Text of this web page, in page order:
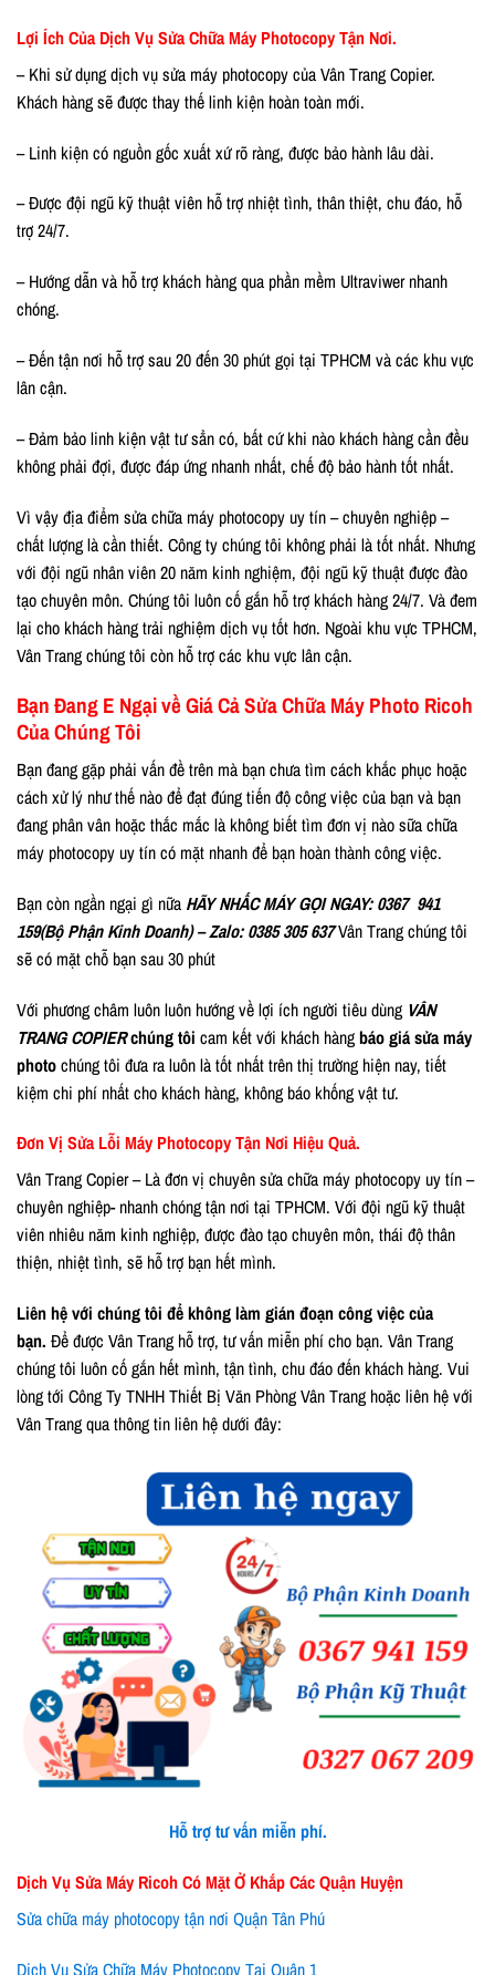
Lợi Ích Của Dịch Vụ Sửa Chữa Máy Photocopy Tận Nơi.
– Khi sử dụng dịch vụ sửa máy photocopy của Vân Trang Copier.
Khách hàng sẽ được thay thế linh kiện hoàn toàn mới.
– Linh kiện có nguồn gốc xuất xứ rõ ràng, được bảo hành lâu dài.
– Được đội ngũ kỹ thuật viên hỗ trợ nhiệt tình, thân thiệt, chu đáo, hỗ
trợ 24/7.
– Hướng dẫn và hỗ trợ khách hàng qua phần mềm Ultraviwer nhanh
chóng.
– Đến tận nơi hỗ trợ sau 20 đến 30 phút gọi tại TPHCM và các khu vực
lân cận.
– Đảm bảo linh kiện vật tư sẳn có, bất cứ khi nào khách hàng cần đều
không phải đợi, được đáp ứng nhanh nhất, chế độ bảo hành tốt nhất.
Vì vậy địa điểm sửa chữa máy photocopy uy tín – chuyên nghiệp –
chất lượng là cần thiết. Công ty chúng tôi không phải là tốt nhất. Nhưng
với đội ngũ nhân viên 20 năm kinh nghiệm, đội ngũ kỹ thuật được đào
tạo chuyên môn. Chúng tôi luôn cố gắn hỗ trợ khách hàng 24/7. Và đem
lại cho khách hàng trải nghiệm dịch vụ tốt hơn. Ngoài khu vực TPHCM,
Vân Trang chúng tôi còn hỗ trợ các khu vực lân cận.
Bạn Đang E Ngại về Giá Cả Sửa Chữa Máy Photo Ricoh
Của Chúng Tôi
Bạn đang gặp phải vấn đề trên mà bạn chưa tìm cách khắc phục hoặc
cách xử lý như thế nào để đạt đúng tiến độ công việc của bạn và bạn
đang phân vân hoặc thắc mắc là không biết tìm đơn vị nào sữa chữa
máy photocopy uy tín có mặt nhanh để bạn hoàn thành công việc.
Bạn còn ngần ngại gì nữa HÃY NHẤC MÁY GỌI NGAY:0367 941
159(Bộ Phận Kinh Doanh) – Zalo: 0385 305 637Vân Trang chúng tôi
sẽ có mặt chỗ bạn sau 30 phút
Với phương châm luôn luôn hướng về lợi ích người tiêu dùng VÂN
TRANG COPIERchúng tôi cam kết với khách hàngbáo giá sửa máy
photochúng tôi đưa ra luôn là tốt nhất trên thị trường hiện nay, tiết
kiệm chi phí nhất cho khách hàng, không báo khống vật tư.
Đơn Vị Sửa Lỗi Máy Photocopy Tận Nơi Hiệu Quả.
Vân Trang Copier – Là đơn vị chuyên sửa chữa máy photocopy uy tín –
chuyên nghiệp- nhanh chóng tận nơi tại TPHCM. Với đội ngũ kỹ thuật
viên nhiêu năm kinh nghiệp, được đào tạo chuyên môn, thái độ thân
thiện, nhiệt tình, sẽ hỗ trợ bạn hết mình.
Liên hệ với chúng tôi để không làm gián đoạn công việc của
bạn. Để được Vân Trang hỗ trợ, tư vấn miễn phí cho bạn. Vân Trang
chúng tôi luôn cố gắn hết mình, tận tình, chu đáo đến khách hàng. Vui
lòng tới Công Ty TNHH Thiết Bị Văn Phòng Vân Trang hoặc liên hệ với
Vân Trang qua thông tin liên hệ dưới đây:
Hỗ trợ tư vấn miễn phí.
Dịch Vụ Sửa Máy Ricoh Có Mặt Ở Khắp Các Quận Huyện
Sửa chữa máy photocopy tận nơi Quận Tân Phú
Dịch Vụ Sửa Chữa Máy Photocopy Tại Quận 1